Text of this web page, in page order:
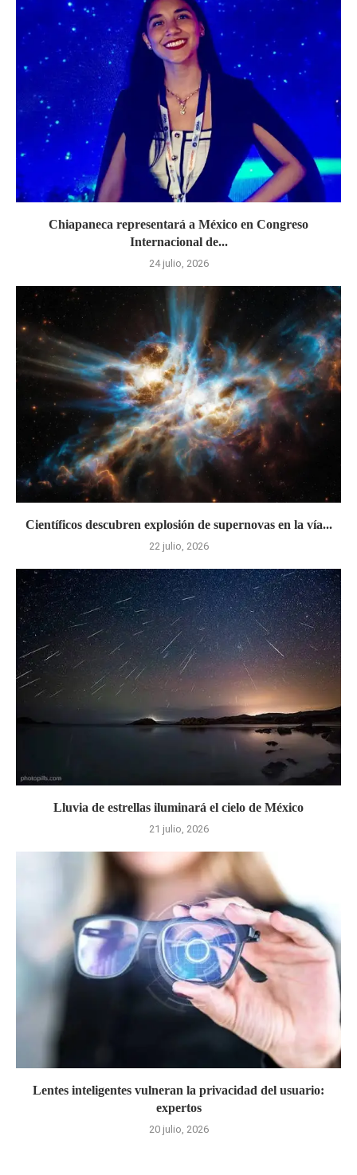
Chiapaneca representará a México en Congreso
Internacional de...
24 julio, 2026
Científicos descubren explosión de supernovas en la vía...
22 julio, 2026
Lluvia de estrellas iluminará el cielo de México
21 julio, 2026
Lentes inteligentes vulneran la privacidad del usuario:
expertos
20 julio, 2026